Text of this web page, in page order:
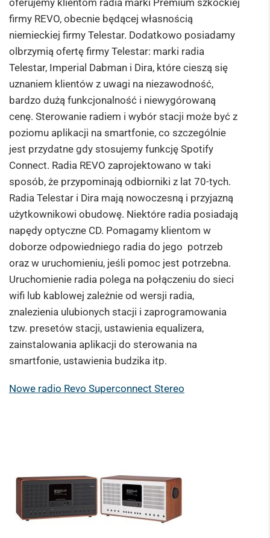
firmy REVO, obecnie będącej własnością
niemieckiej firmy Telestar. Dodatkowo posiadamy
olbrzymią ofertę firmy Telestar: marki radia
Telestar, Imperial Dabman i Dira, które cieszą się
uznaniem klientów z uwagi na niezawodność,
bardzo dużą funkcjonalność i niewygórowaną
cenę. Sterowanie radiem i wybór stacji może być z
poziomu aplikacji na smartfonie, co szczególnie
jest przydatne gdy stosujemy funkcję Spotify
Connect. Radia REVO zaprojektowano w taki
sposób, że przypominają odbiorniki z lat 70-tych.
Radia Telestar i Dira mają nowoczesną i przyjazną
użytkownikowi obudowę. Niektóre radia posiadają
napędy optyczne CD. Pomagamy klientom w
doborze odpowiedniego radia do jego potrzeb
oraz w uruchomieniu, jeśli pomoc jest potrzebna.
Uruchomienie radia polega na połączeniu do sieci
wifi lub kablowej zależnie od wersji radia,
znalezienia ulubionych stacji i zaprogramowania
tzw. presetów stacji, ustawienia equalizera,
zainstalowania aplikacji do sterowania na
smartfonie, ustawienia budzika itp.
Nowe radio Revo Superconnect Stereo